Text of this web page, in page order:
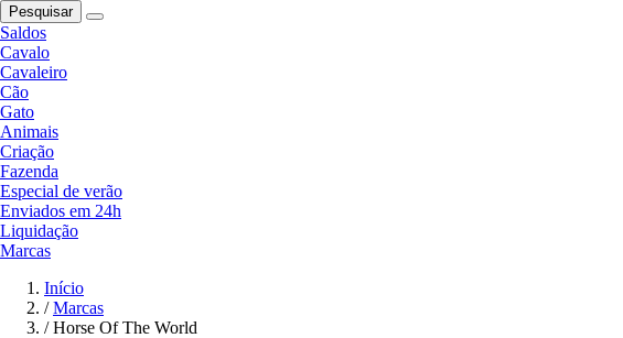
Pesquisar
Saldos
Cavalo
Cavaleiro
Cão
Gato
Animais
Criação
Fazenda
Especial de verão
Enviados em 24h
Liquidação
Marcas
Início
/ Marcas
/ Horse Of The World